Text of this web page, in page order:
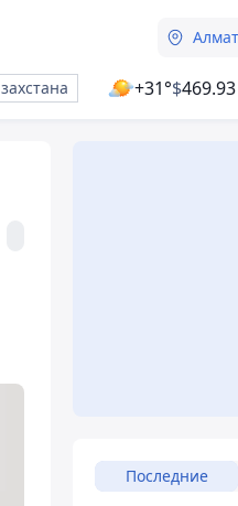
+31°$469.93
Последние